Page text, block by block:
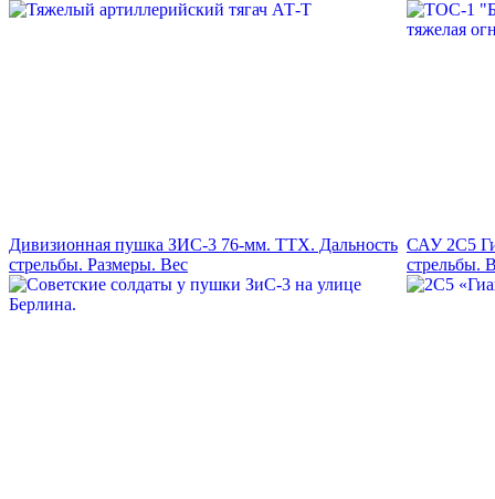
Дивизионная пушка ЗИС-3 76-мм. ТТХ. Дальность
стрельбы. Размеры. Вес
САУ 2С5
стрельбы.